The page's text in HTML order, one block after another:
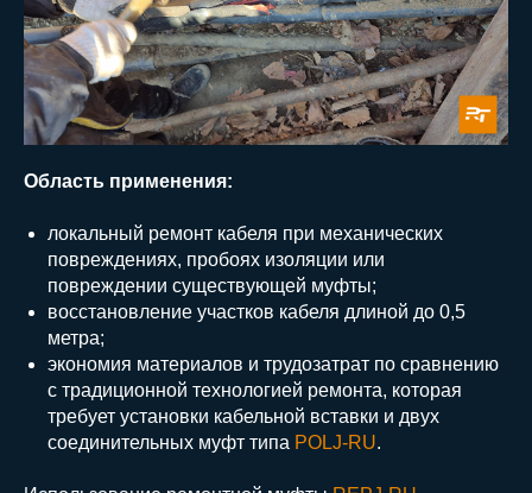
Область применения:
локальный ремонт кабеля при механических
повреждениях, пробоях изоляции или
повреждении существующей муфты;
восстановление участков кабеля длиной до 0,5
метра;
экономия материалов и трудозатрат по сравнению
с традиционной технологией ремонта, которая
требует установки кабельной вставки и двух
соединительных муфт типа POLJ-RU.